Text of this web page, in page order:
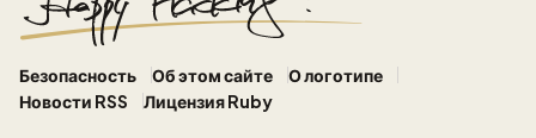
Безопасность Об этом сайте
О логотипе
Новости RSS
Лицензия Ruby